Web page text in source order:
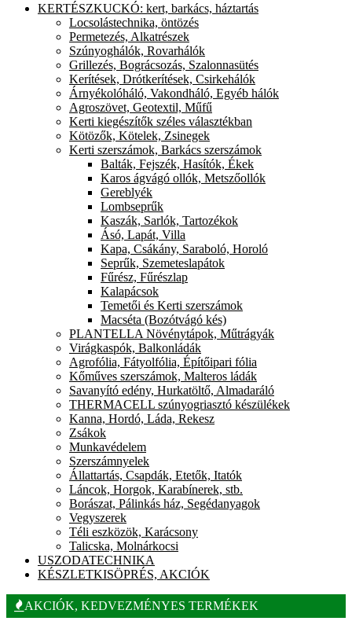
KERTÉSZKUCKÓ: kert, barkács, háztartás
Locsolástechnika, öntözés
Permetezés, Alkatrészek
Szúnyoghálók, Rovarhálók
Grillezés, Bográcsozás, Szalonnasütés
Kerítések, Drótkerítések, Csirkehálók
Árnyékolóháló, Vakondháló, Egyéb hálók
Agroszövet, Geotextil, Műfű
Kerti kiegészítők széles választékban
Kötözők, Kötelek, Zsinegek
Kerti szerszámok, Barkács szerszámok
Balták, Fejszék, Hasítók, Ékek
Karos ágvágó ollók, Metszőollók
Gereblyék
Lombseprűk
Kaszák, Sarlók, Tartozékok
Ásó, Lapát, Villa
Kapa, Csákány, Saraboló, Horoló
Seprűk, Szemeteslapátok
Fűrész, Fűrészlap
Kalapácsok
Temetői és Kerti szerszámok
Macséta (Bozótvágó kés)
PLANTELLA Növénytápok, Műtrágyák
Virágkaspók, Balkonládák
Agrofólia, Fátyolfólia, Építőipari fólia
Kőműves szerszámok, Malteros ládák
Savanyító edény, Hurkatöltő, Almadaráló
THERMACELL szúnyogriasztó készülékek
Kanna, Hordó, Láda, Rekesz
Zsákok
Munkavédelem
Szerszámnyelek
Állattartás, Csapdák, Etetők, Itatók
Láncok, Horgok, Karabínerek, stb.
Borászat, Pálinkás ház, Segédanyagok
Vegyszerek
Téli eszközök, Karácsony
Talicska, Molnárkocsi
USZODATECHNIKA
KÉSZLETKISÖPRÉS, AKCIÓK
AKCIÓK, KEDVEZMÉNYES TERMÉKEK